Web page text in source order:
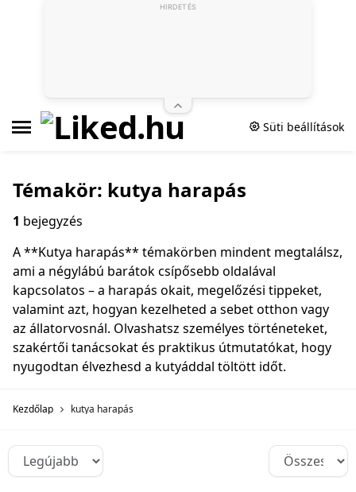
Süti beállítások
Témakör: kutya harapás
1 bejegyzés
A **Kutya harapás** témakörben mindent megtalálsz,
ami a négylábú barátok csípősebb oldalával
kapcsolatos – a harapás okait, megelőzési tippeket,
valamint azt, hogyan kezelheted a sebet otthon vagy
az állatorvosnál. Olvashatsz személyes történeteket,
szakértői tanácsokat és praktikus útmutatókat, hogy
nyugodtan élvezhesd a kutyáddal töltött időt.
Kezdőlap kutya harapás
HIRDETÉS